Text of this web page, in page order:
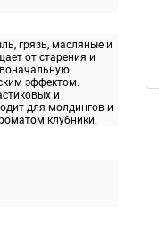
грязь, масляные и
от старения и
эффектом.
и
для молдингов и
клубники.